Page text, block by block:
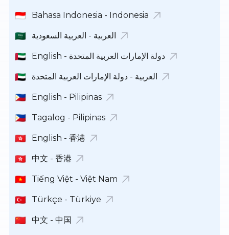
Bahasa Indonesia - Indonesia
العربية - العربية السعودية
English - دولة الإمارات العربية المتحدة
العربية - دولة الإمارات العربية المتحدة
English - Pilipinas
Tagalog - Pilipinas
English - 香港
中文 - 香港
Tiếng Việt - Việt Nam
Türkçe - Türkiye
中文 - 中国